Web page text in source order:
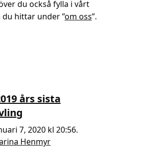
du också fylla i vårt
hittar under ”om oss”.
års sista
7, 2020 kl 20:56.
Henmyr